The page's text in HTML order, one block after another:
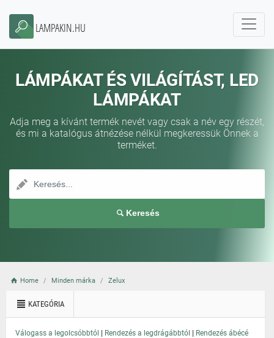
LAMPAKIN.HU
LÁMPÁKAT ÉS VILÁGÍTÁST, LED
LÁMPÁKAT
Adja meg a kívánt termék nevét vagy csak a név egy részét,
és mi a katalógus átnézése nélkül megkeressük Önnek a
terméket.
Keresés
Home Minden márka Zelux
KATEGÓRIA
Válogass a legolcsóbbtól | Rendezés a legdrágábbtól | Rendezés ábécé